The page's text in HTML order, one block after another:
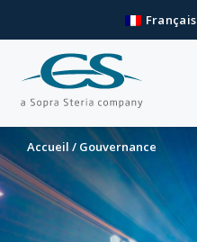
Français
Accueil/ Gouvernance